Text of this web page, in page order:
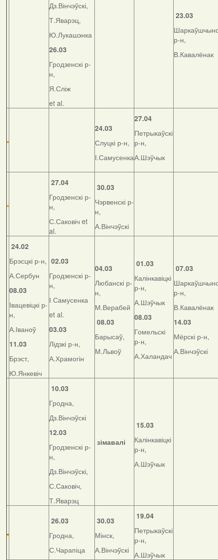
Дз.Вінчэўскі,
Т.Яварэц,
Ю.Лукашэнка
26.03
Гродзенскі р-
н,
Я.Сліж
et al.
23.03
р-н,
В.Кавалёнак
24.03
Слуцкі р-н,
І.Самусенка
27.04
Петрыкаўскі
р-н,
А.Шэўчык
27.04
Гродзенскі р-
н,
С.Саковіч et
al.
30.03
Чэрвенскі р-
н,
А.Вінчэўскі
24.02
Брэсцкі р-н,
А.Сербун
08.03
Івацевіцкі р-
н,
А.Іваноў
11.03
Брэст,
Ю.Янкевіч
02.03
Гродзенскі р-
н,
І Самусенка
et al.
03.03
Лідзкі р-н,
А.Храмогін
04.03
Любанскі р-
н,
М.Верабей
08.03
Барысаў,
М.Львоў
01.03
Калінкавіцкі
р-н,
А.Шэўчык
08.03
Гомельскі
р-н,
А.Халандач
07.03
р-н,
В.Кавалёнак
14.03
Мёрскі р-н,
А.Вінчэўскі
10.03
Гродна,
Дз.Вінчэўскі
12.03
Гродзенскі р-
н,
Дз.Вінчэўскі,
С.Саковіч,
Т.Яварэц
зімавалі
15.03
Калінкавіцкі
р-н,
А.Шэўчык
26.03
Гродна,
С.Чарапіца
30.03
Мінск,
А.Вінчэўскі
19.04
Петрыкаўскі
р-н,
А.Шэўчык